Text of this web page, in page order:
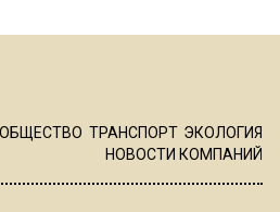
ОБЩЕСТВО ТРАНСПОРТ ЭКОЛОГИЯ
НОВОСТИ КОМПАНИЙ